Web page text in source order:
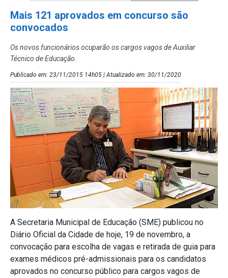
Mais 121 aprovados em concurso são
convocados
Os novos funcionários ocuparão os cargos vagos de Auxiliar
Técnico de Educação.
Publicado em: 23/11/2015 14h05 | Atualizado em: 30/11/2020
A Secretaria Municipal de Educação (SME) publicou no
Diário Oficial da Cidade de hoje, 19 de novembro, a
convocação para escolha de vagas e retirada de guia para
exames médicos pré-admissionais para os candidatos
aprovados no concurso público para cargos vagos de